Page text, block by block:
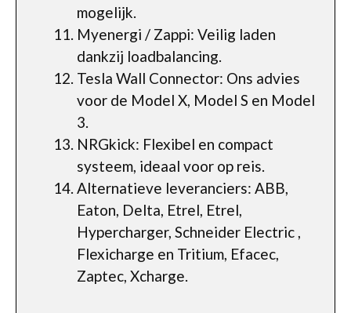
mogelijk.
Myenergi / Zappi: Veilig laden
dankzij loadbalancing.
Tesla Wall Connector: Ons advies
voor de Model X, Model S en Model
3.
NRGkick: Flexibel en compact
systeem, ideaal voor op reis.
Alternatieve leveranciers: ABB,
Eaton, Delta, Etrel, Etrel,
Hypercharger, Schneider Electric ,
Flexicharge en Tritium, Efacec,
Zaptec, Xcharge.